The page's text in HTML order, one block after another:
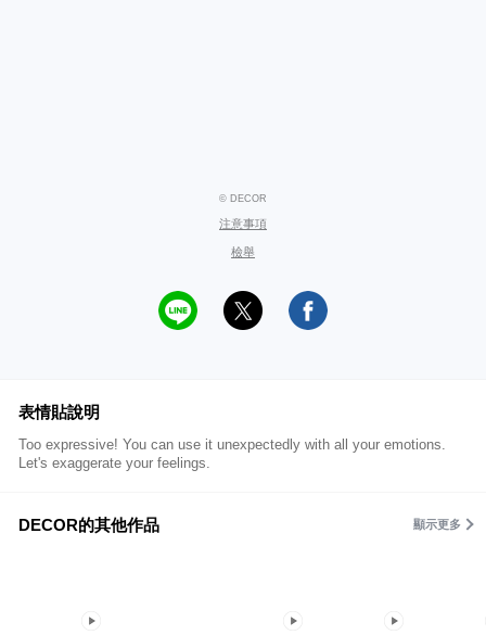
© DECOR
注意事項
檢舉
表情貼說明
Too expressive! You can use it unexpectedly with all your emotions.
Let's exaggerate your feelings.
DECOR的其他作品 顯示更多